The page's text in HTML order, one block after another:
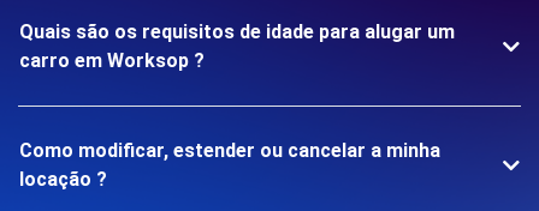
Quais são os requisitos de idade para alugar um
carro em Worksop ?
Como modificar, estender ou cancelar a minha
locação ?